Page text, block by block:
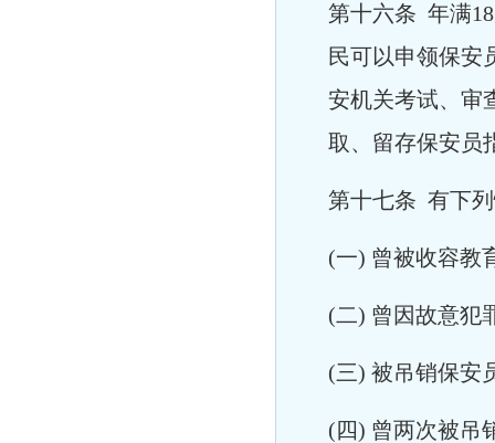
第十六条 年满
民可以申领保安
安机关考试、审
取、留存保安员
第十七条 有下
(一) 曾被收容教
(二) 曾因故意犯
(三) 被吊销保安
(四) 曾两次被吊